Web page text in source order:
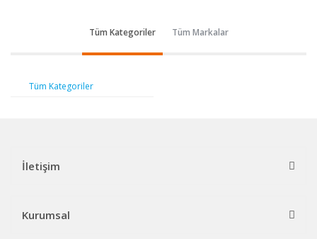
Tüm Kategoriler Tüm Markalar
Tüm Kategoriler
İletişim
Kurumsal